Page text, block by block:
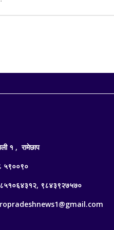
१ , रामेछाप
५९००९०
९८५१०६४३१२, ९८४३९२७५७०